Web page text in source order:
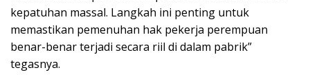
kepatuhan massal. Langkah ini penting untuk
memastikan pemenuhan hak pekerja perempuan
benar-benar terjadi secara riil di dalam pabrik”
tegasnya.